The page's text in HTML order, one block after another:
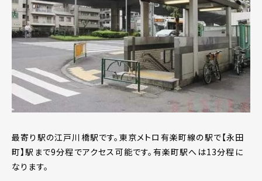
最寄り駅の江戸川橋駅です。東京メトロ有楽町線の駅で【永田
町】駅まで9分程でアクセス可能です。有楽町駅へは13分程に
なります。